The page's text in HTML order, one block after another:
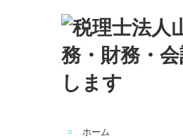
ホーム